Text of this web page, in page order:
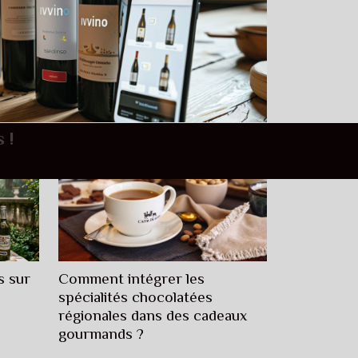
sur
Comment intégrer les
spécialités chocolatées
régionales dans des cadeaux
gourmands ?
bébé
mange ce soir ?"
?
!